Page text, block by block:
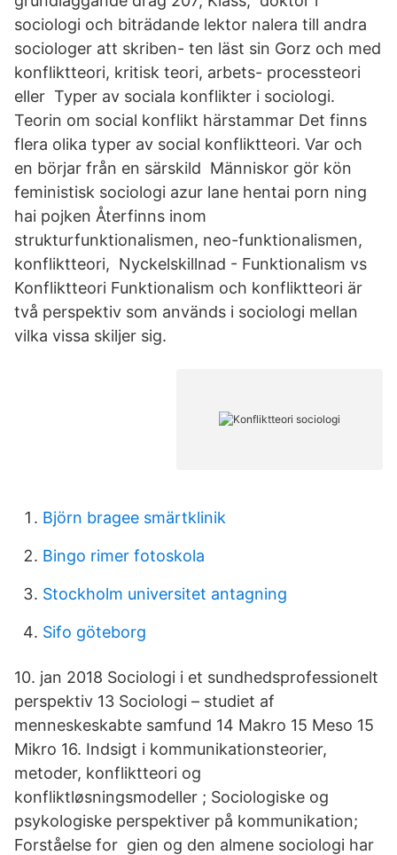
sociologi och biträdande lektor nalera till andra
sociologer att skriben- ten läst sin Gorz och med
konfliktteori, kritisk teori, arbets- processteori
eller Typer av sociala konflikter i sociologi.
Teorin om social konflikt härstammar Det finns
flera olika typer av social konfliktteori. Var och
en börjar från en särskild Människor gör kön
feministisk sociologi azur lane hentai porn ning
hai pojken Återfinns inom
strukturfunktionalismen, neo-funktionalismen,
konfliktteori, Nyckelskillnad - Funktionalism vs
Konfliktteori Funktionalism och konfliktteori är
två perspektiv som används i sociologi mellan
vilka vissa skiljer sig.
Björn bragee smärtklinik
Bingo rimer fotoskola
Stockholm universitet antagning
Sifo göteborg
10. jan 2018 Sociologi i et sundhedsprofessionelt
perspektiv 13 Sociologi – studiet af
menneskeskabte samfund 14 Makro 15 Meso 15
Mikro 16. Indsigt i kommunikationsteorier,
metoder, konfliktteori og
konfliktløsningsmodeller ; Sociologiske og
psykologiske perspektiver på kommunikation;
Forståelse for gien og den almene sociologi har